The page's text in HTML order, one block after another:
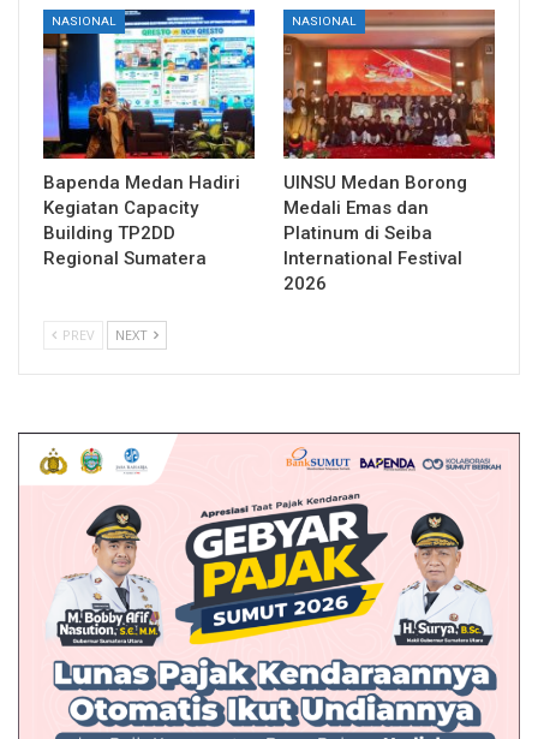
NASIONAL
Bapenda Medan Hadiri
Kegiatan Capacity
Building TP2DD
Regional Sumatera
NASIONAL
UINSU Medan Borong
Medali Emas dan
Platinum di Seiba
International Festival
2026
PREV NEXT